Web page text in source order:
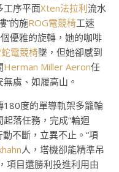
工序平面Xten法拉利流水
”的施ROG電競椅工速
優雅的旋轉，她的咖啡
電競椅墜，但她卻感到
Herman Miller Aeron任
虞、如履高山。
180度的單導軌架多籠輪
落任務，完成“輪迴
不斷，立異不止。“項
人，塔機卻能精準吊
項目還勝利投進利用由